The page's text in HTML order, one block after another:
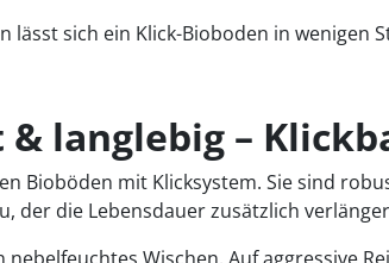
lässt sich ein Klick-Bioboden in wenigen
langlebig –
Bioböden mit Klicksystem. Sie sind
der die Lebensdauer zusätzlich